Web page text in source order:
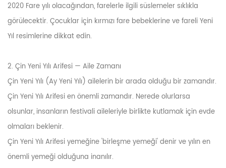
2020 Fare yılı olacağından, farelerle ilgili süslemeler sıklıkla
görülecektir. Çocuklar için kırmızı fare bebeklerine ve fareli Yeni
Yıl resimlerine dikkat edin.
2. Çin Yeni Yılı Arifesi — Aile Zamanı
Çin Yeni Yılı (Ay Yeni Yılı) ailelerin bir arada olduğu bir zamandır.
Çin Yeni Yılı Arifesi en önemli zamandır. Nerede olurlarsa
olsunlar, insanların festivali aileleriyle birlikte kutlamak için evde
olmaları beklenir.
Çin Yeni Yılı Arifesi yemeğine 'birleşme yemeği' denir ve yılın en
önemli yemeği olduğuna inanılır.